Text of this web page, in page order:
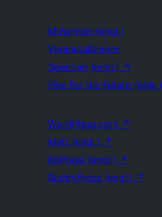
Mitwirken (engl.)
Veranstaltungen
Spenden (engl.) ↗
Five for the Future (engl.)
WordPress.com ↗
Matt (engl.) ↗
bbPress (engl.) ↗
BuddyPress (engl.) ↗